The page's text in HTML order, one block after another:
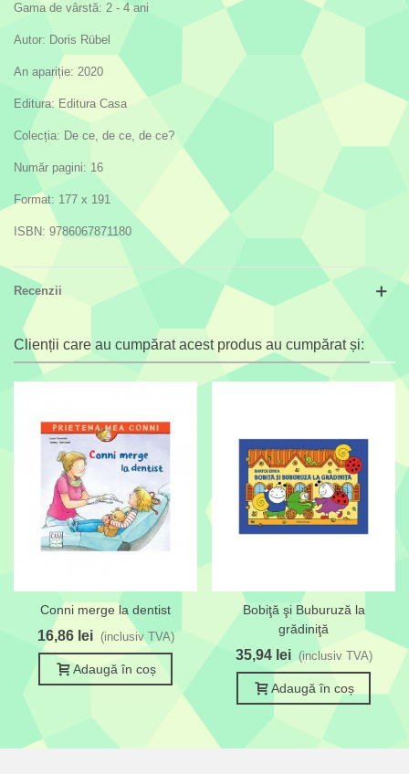
Gama de vârstă: 2 - 4 ani
Autor: Doris Rübel
An apariție: 2020
Editura: Editura Casa
Colecția: De ce, de ce, de ce?
Număr pagini: 16
Format: 177 x 191
ISBN: 9786067871180
Recenzii
Clienții care au cumpărat acest produs au cumpărat și:
Conni merge la dentist
16,86 lei (inclusiv TVA)
Adaugă în coș
Bobiţă şi Buburuză la
grădiniţă
35,94 lei (inclusiv TVA)
Adaugă în coș